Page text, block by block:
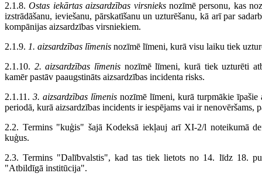
2.1.8.Ostas iekārtas aizsardzības virsnieksnozīmē personu, kas
izstrādāšanu, ieviešanu, pārskatīšanu un uzturēšanu, kā arī par
kompānijas aizsardzības virsniekiem.
2.1.9. 1. aizsardzības līmenis nozīmē līmeni, kurā visu laiku tiek
2.1.10. 2. aizsardzības līmenisnozīmē līmeni, kurā tiek uzturēti
kamēr pastāv paaugstināts aizsardzības incidenta risks.
2.1.11. 3. aizsardzības līmenis nozīmē līmeni, kurā turpmākie īpašie
periodā, kurā aizsardzības incidents ir iespējams vai ir
2.2. Termins "kuģis" šajā Kodeksā iekļauj arī XI-2/l noteikumā
kuģus.
2.3. Termins "Dalībvalstis", kad tas tiek lietots no 14. līdz 18.
"Atbildīgā institūcija".